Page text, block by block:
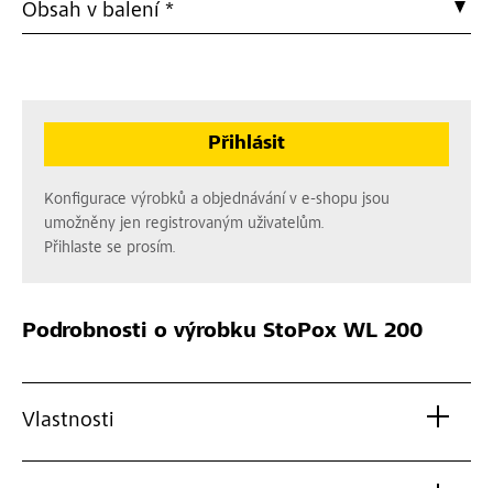
Obsah v balení *
Přihlásit
Konfigurace výrobků a objednávání v e-shopu jsou
umožněny jen registrovaným uživatelům.
Přihlaste se prosím.
Podrobnosti o výrobku StoPox WL 200
Vlastnosti